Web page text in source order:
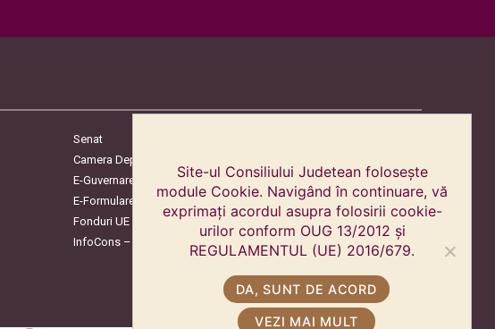
Senat
Camera Deputaților
E-Guvernare
E-Formulare
Fonduri UE
InfoCons – Protecția Consumatorilor
Site-ul Consiliului Judetean folosește
module Cookie. Navigând în continuare, vă
exprimați acordul asupra folosirii cookie-
urilor conform OUG 13/2012 și
REGULAMENTUL (UE) 2016/679.
DA, SUNT DE ACORD
VEZI MAI MULT